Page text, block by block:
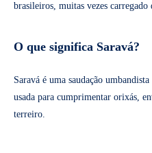
brasileiros, muitas vezes carregado
O que significa Saravá?
Saravá é uma saudação
usada para cumprimentar orixás,
terreiro.